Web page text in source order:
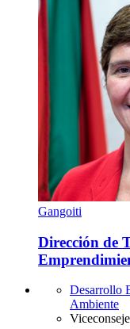
Gangoiti
Dirección de
Desarrollo
Ambiente